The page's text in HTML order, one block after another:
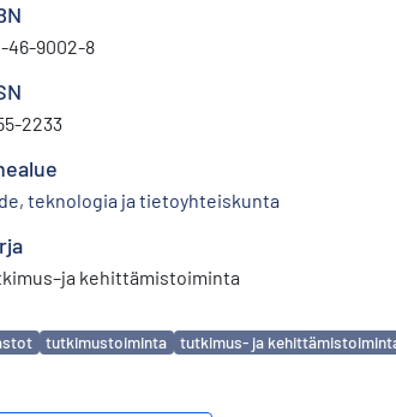
46-9002-8
2233
teknologia ja tietoyhteiskunta
kehittämistoiminta
tutkimustoiminta tutkimus- ja